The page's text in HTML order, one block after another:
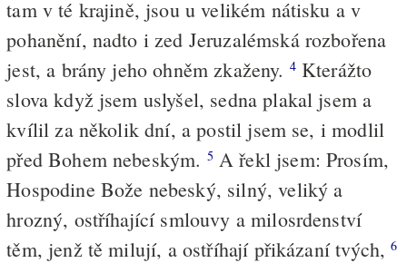
tam v té krajině, jsou u velikém nátisku a v
pohanění, nadto i zed Jeruzalémská rozbořena
jest, a brány jeho ohněm zkaženy. 4Kterážto
slova když jsem uslyšel, sedna plakal jsem a
kvílil za několik dní, a postil jsem se, i modlil
před Bohem nebeským. 5 A řekl jsem: Prosím,
Hospodine Bože nebeský, silný, veliký a
hrozný, ostříhající smlouvy a milosrdenství
těm, jenž tě milují, a ostříhají přikázaní tvých,6